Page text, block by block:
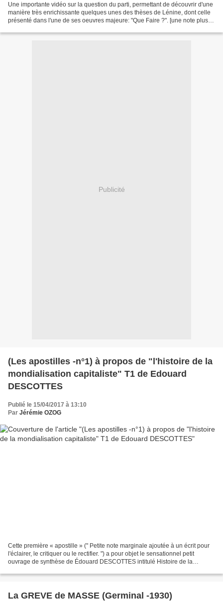
Une importante vidéo sur la question du parti, permettant de découvrir d'une
manière très enrichissante quelques unes des thèses de Lénine, dont celle
présenté dans l'une de ses oeuvres majeure: "Que Faire ?". [une note plus
Publicité
(Les apostilles -n°1) à propos de "l'histoire de la
mondialisation capitaliste" T1 de Edouard
DESCOTTES
Publié le 15/04/2017 à 13:10
Par Jérémie OZOG
Cette première « apostille » (" Petite note marginale ajoutée à un écrit pour
l'éclairer, le critiquer ou le rectifier. ") a pour objet le sensationnel petit
ouvrage de synthèse de Édouard DESCOTTES intitulé Histoire de la
La GREVE de MASSE (Germinal -1930)